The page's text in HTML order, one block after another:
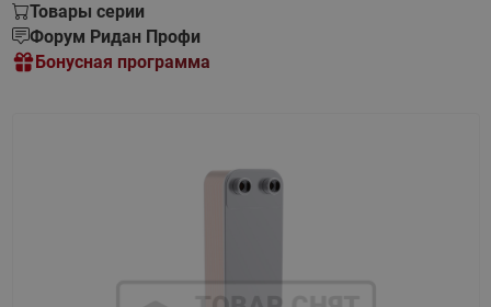
Товары серии
Форум Ридан Профи
Бонусная программа